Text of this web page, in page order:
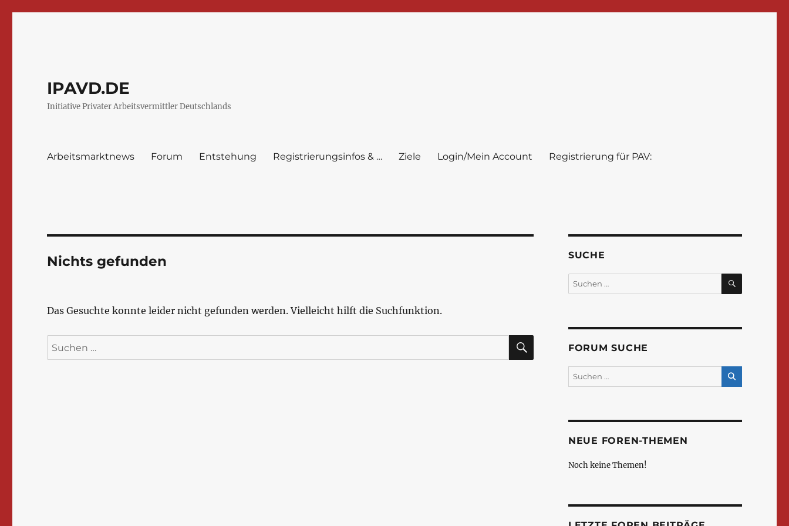
IPAVD.DE
Initiative Privater Arbeitsvermittler Deutschlands
Arbeitsmarktnews Forum Entstehung Registrierungsinfos & … Ziele Login/Mein Account Registrierung für PAV:
Nichts gefunden
Das Gesuchte konnte leider nicht gefunden werden. Vielleicht hilft die Suchfunktion.
Suchen
nach:
SUCHEN
SUCHE
Suchen
nach:
SUCHEN
FORUM SUCHE
NEUE FOREN-THEMEN
Noch keine Themen!